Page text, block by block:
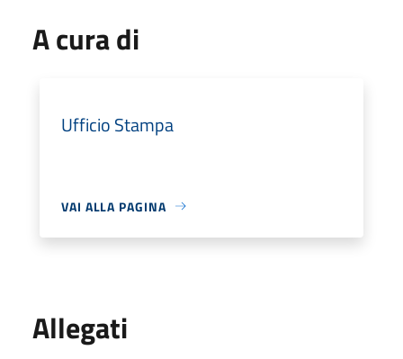
A cura di
Ufficio Stampa
VAI ALLA PAGINA
Allegati